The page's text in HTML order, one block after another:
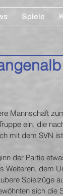
Spiele
Mannschaft
ein, die
mit dem SVN
der Partie
Weiteren, dem
Spielzüge
sich die